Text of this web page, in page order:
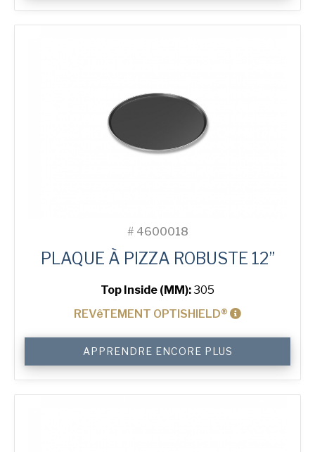
Solid
Pizza
# 4600018
PLAQUE À PIZZA ROBUSTE 12”
Top Inside (MM):305
REVêTEMENT OPTISHIELD®
12"
Solid
Pizza
APPRENDRE ENCORE PLUS